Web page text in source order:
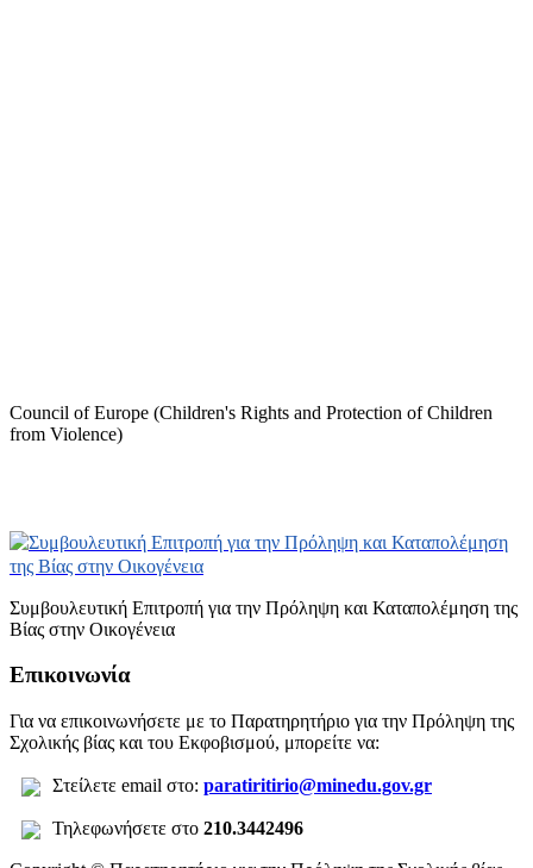
Council of Europe (Children's Rights and Protection of Children
from Violence)
Συμβουλευτική Επιτροπή για την Πρόληψη και Καταπολέμηση της
Βίας στην Οικογένεια
Επικοινωνία
Για να επικοινωνήσετε με το Παρατηρητήριο για την Πρόληψη της
Σχολικής βίας και του Εκφοβισμού, μπορείτε να:
Στείλετε email στο: paratiritirio@minedu.gov.gr
Τηλεφωνήσετε στο 210.3442496